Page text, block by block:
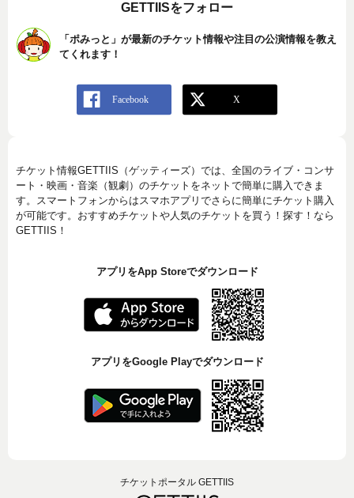
GETTIISをフォロー
「ポみっと」が最新のチケット情報や注目の公演情報を教え
てくれます！
チケット情報GETTIIS（ゲッティーズ）では、全国のライブ・コンサ
ート・映画・音楽（観劇）のチケットをネットで簡単に購入できま
す。スマートフォンからはスマホアプリでさらに簡単にチケット購入
が可能です。おすすめチケットや人気のチケットを買う！探す！なら
GETTIIS！
アプリをApp Storeでダウンロード
アプリをGoogle Playでダウンロード
チケットポータル GETTIIS